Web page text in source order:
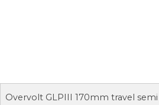
Overvolt GLPIII 170mm travel